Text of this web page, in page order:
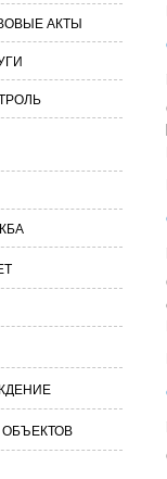
АКТЫ
ОБЪЕКТОВ